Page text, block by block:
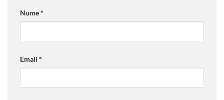
Nume*
Email *